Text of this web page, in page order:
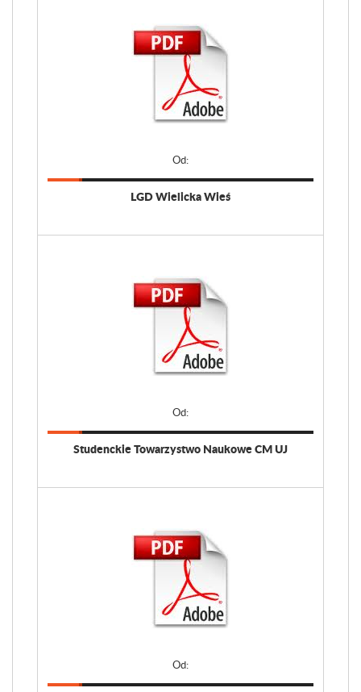
Od:
LGD Wielicka Wieś
Od:
Studenckie Towarzystwo Naukowe CM UJ
Od: